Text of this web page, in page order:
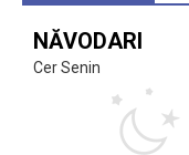
NĂVODARI
Cer Senin